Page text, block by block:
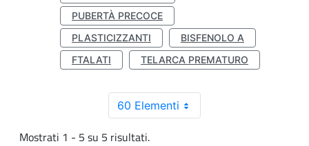
PUBERTÀ PRECOCE
PLASTICIZZANTI
BISFENOLO A
FTALATI
TELARCA PREMATURO
60 Elementi
Mostrati 1 - 5 su 5 risultati.